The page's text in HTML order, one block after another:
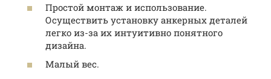
Простой монтаж и использование.
Осуществить установку анкерных деталей
легко из-за их интуитивно понятного
дизайна.
Малый вес.